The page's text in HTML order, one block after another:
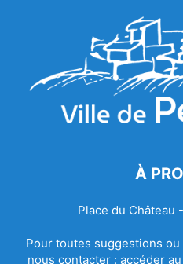
À
Place du Château
Pour toutes suggestions ou
nous contacter : accéder